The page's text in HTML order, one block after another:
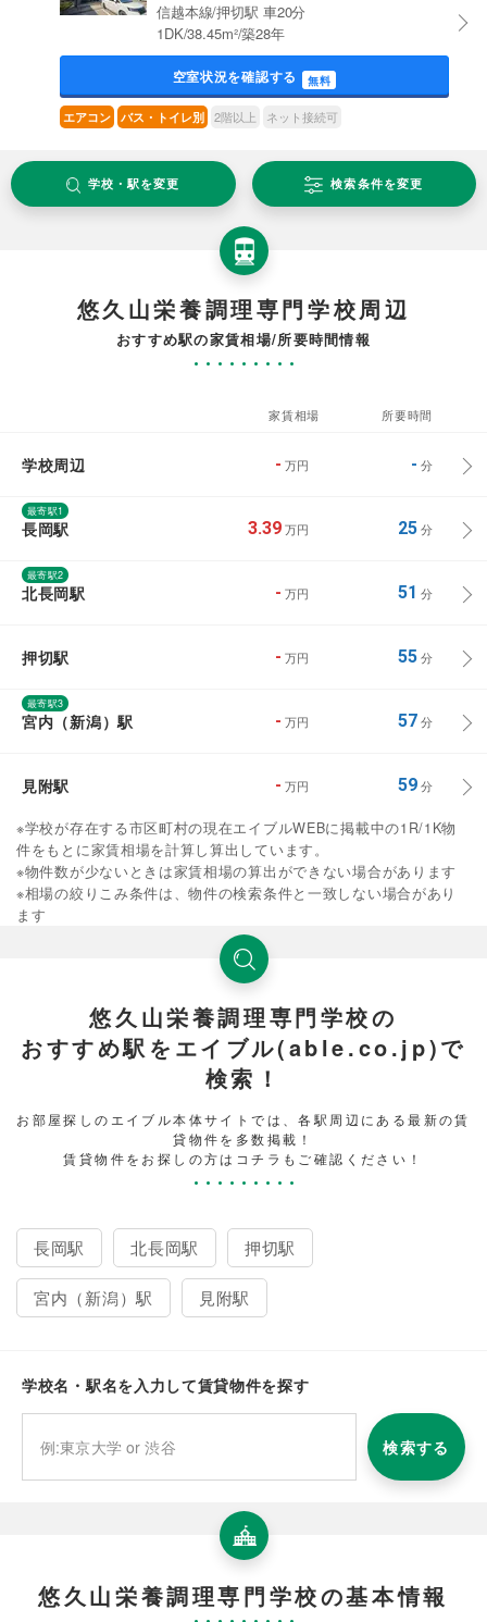
信越本線/押切駅 車20分
1DK/38.45m²/築28年
空室状況を確認する 無料
エアコン バス・トイレ別 2階以上 ネット接続可
学校・駅を変更 検索条件を変更
悠久山栄養調理専門学校周辺
おすすめ駅の家賃相場/所要時間情報
家賃相場 所要時間
学校周辺 - 万円 - 分
最寄駅1
長岡駅 3.39 万円 25分
最寄駅2
北長岡駅 - 万円 51 分
押切駅 - 万円 55分
最寄駅3
宮内（新潟）駅 - 万円 57分
見附駅 - 万円 59分
※学校が存在する市区町村の現在エイブルWEBに掲載中の1R/1K物
件をもとに家賃相場を計算し算出しています。
※物件数が少ないときは家賃相場の算出ができない場合があります
※相場の絞りこみ条件は、物件の検索条件と一致しない場合があり
ます
悠久山栄養調理専門学校の
おすすめ駅をエイブル(able.co.jp)で
検索！
お部屋探しのエイブル本体サイトでは、各駅周辺にある最新の賃
貸物件を多数掲載！
賃貸物件をお探しの方はコチラもご確認ください！
長岡駅 北長岡駅 押切駅
宮内（新潟）駅 見附駅
学校名・駅名を入力して賃貸物件を探す
検索する
悠久山栄養調理専門学校の基本情報